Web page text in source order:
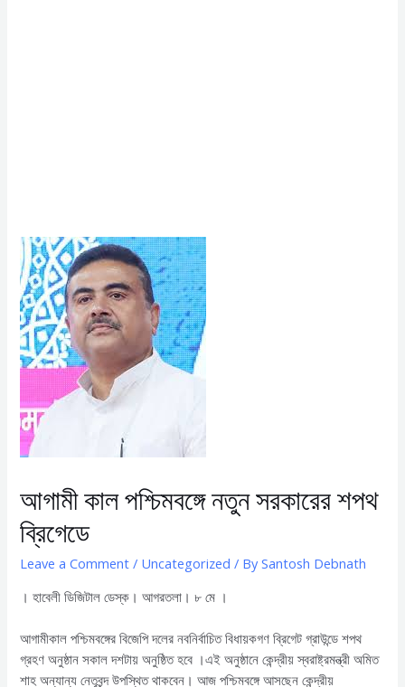
আগামী কাল পশ্চিমবঙ্গে নতুন সরকারের শপথ
ব্রিগেডে
Leave a Comment / Uncategorized / BySantosh Debnath
। হাবেলী ডিজিটাল ডেস্ক। আগরতলা। ৮ মে ।
আগামীকাল পশ্চিমবঙ্গের বিজেপি দলের নবনির্বাচিত বিধায়কগণ ব্রিগেট গ্রাউন্ডে শপথ
গ্রহণ অনুষ্ঠান সকাল দশটায় অনুষ্ঠিত হবে ।এই অনুষ্ঠানে কেন্দ্রীয় স্বরাষ্ট্রমন্ত্রী অমিত
শাহ অন্যান্য নেতৃবৃন্দ উপস্থিত থাকবেন। আজ পশ্চিমবঙ্গে আসছেন কেন্দ্রীয়